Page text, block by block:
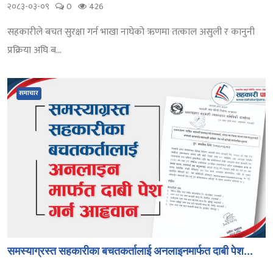
२०८३-०३-०९
0 426
सहकारीले बचत सुरक्षा गर्न भाखा नाघेको ऋणमा तत्काल असुली र कानुनी
प्रक्रिया अघि ब...
समाचार
समस्याग्रस्त सहकारीका बचतकर्तालाई अनलाइनमार्फत दाबी पेश...